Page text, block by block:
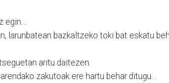
egin…
larunbatean bazkaltzeko toki bat eskatu
aritu daitezen.
zakutoak ere hartu behar ditugu…